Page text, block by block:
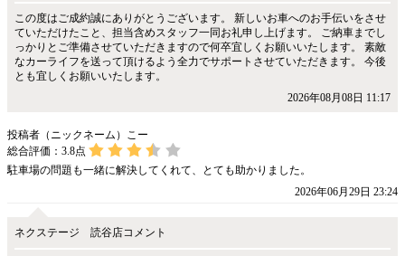
この度はご成約誠にありがとうございます。 新しいお車へのお手伝いをさせ
ていただけたこと、担当含めスタッフ一同お礼申し上げます。 ご納車までし
っかりとご準備させていただきますので何卒宜しくお願いいたします。 素敵
なカーライフを送って頂けるよう全力でサポートさせていただきます。 今後
とも宜しくお願いいたします。
2026年08月08日 11:17
投稿者（ニックネーム）こー
総合評価： 3.8点
駐車場の問題も一緒に解決してくれて、とても助かりました。
2026年06月29日 23:24
ネクステージ 読谷店コメント